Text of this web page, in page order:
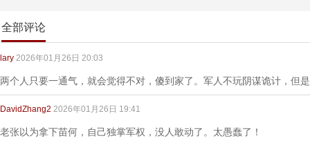
全部评论
lary 2026年01月26日 20:03
两个人只要一通气，就会觉得不对，傻到家了。军人不玩阴谋诡计，但
DavidZhang2 2026年01月26日 19:41
老张以为拿下苗何，自己独掌军权，没人敢动了。太愚蠢了！